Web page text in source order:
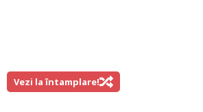
Vezi la întamplare!